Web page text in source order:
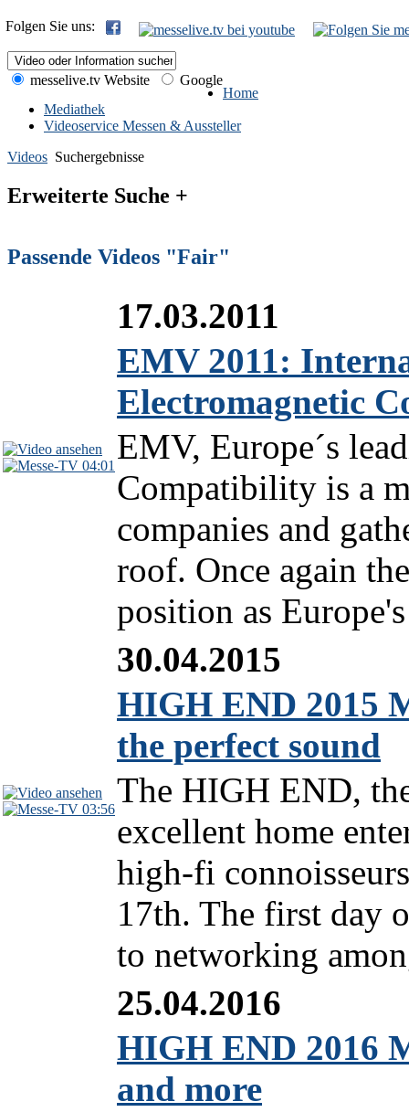
Folgen Sie uns:
messelive.tv Website
Google
Home
Mediathek
Videoservice Messen & Aussteller
Videos Suchergebnisse
Erweiterte Suche +
Passende Videos "Fair"
04:01
17.03.2011
EMV 2011:
Electromagnetic
EMV, Europe´s
Compatibility is a
companies and
roof. Once again
position as
03:56
30.04.2015
HIGH END 2015
the perfect sound
The HIGH END,
excellent home
high-fi
17th. The first day
to networking
25.04.2016
HIGH END 2016
and more